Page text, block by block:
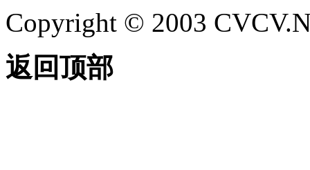
Copyright © 2003
返回顶部